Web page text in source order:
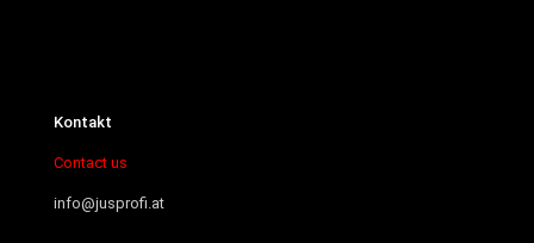
Kontakt
Contact us
info@jusprofi.at